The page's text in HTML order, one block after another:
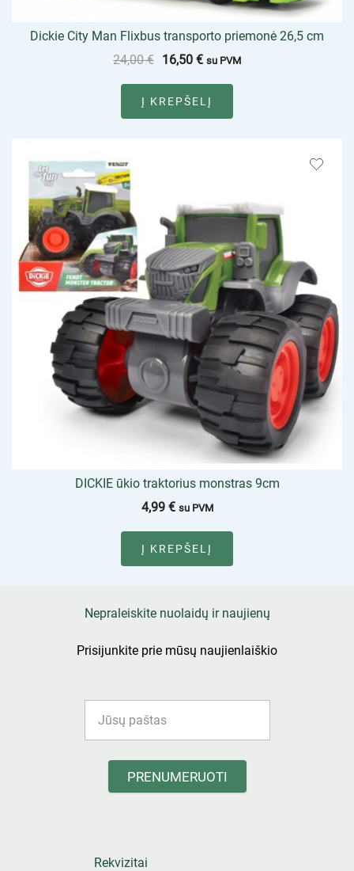
Dickie City Man Flixbus transporto priemonė 26,5 cm
24,00€ 16,50 € su PVM
Į KREPŠELĮ
DICKIE ūkio traktorius monstras 9cm
4,99 € su PVM
Į KREPŠELĮ
Nepraleiskite nuolaidų ir naujienų
Prisijunkite prie mūsų naujienlaiškio
PRENUMERUOTI
Rekvizitai